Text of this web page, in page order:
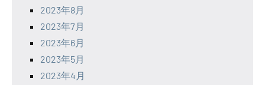
2023年8月
2023年7月
2023年6月
2023年5月
2023年4月